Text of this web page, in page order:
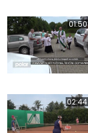
01:50
02:44